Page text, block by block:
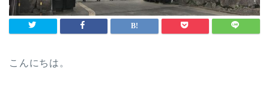
こんにちは。